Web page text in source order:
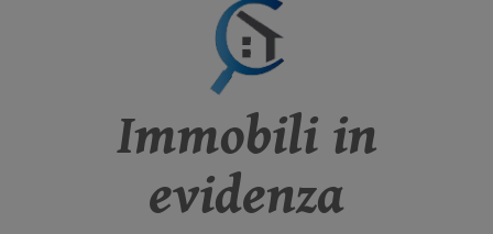
Immobili in
evidenza